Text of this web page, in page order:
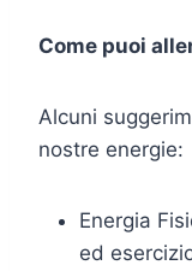
Come puoi
Alcuni
nostre energie:
Energia
ed